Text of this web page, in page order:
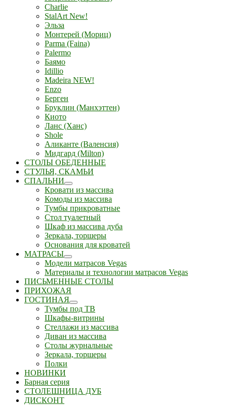
Charlie
StalArt New!
Эльза
Монтерей (Мориц)
Parma (Faina)
Palermo
Баямо
Idillio
Madeira NEW!
Enzo
Берген
Бруклин (Манхэттен)
Киото
Ланс (Ханс)
Shole
Аликанте (Валенсия)
Мидгард (Milton)
СТОЛЫ ОБЕДЕННЫЕ
СТУЛЬЯ, СКАМЬИ
СПАЛЬНИ
Кровати из массива
Комоды из массива
Тумбы прикроватные
Стол туалетный
Шкаф из массива дуба
Зеркала, торшеры
Основания для кроватей
МАТРАСЫ
Модели матрасов Vegas
Материалы и технологии матрасов Vegas
ПИСЬМЕННЫЕ СТОЛЫ
ПРИХОЖАЯ
ГОСТИНАЯ
Тумбы под ТВ
Шкафы-витрины
Стеллажи из массива
Диван из массива
Столы журнальные
Зеркала, торшеры
Полки
НОВИНКИ
Барная серия
СТОЛЕШНИЦА ДУБ
ДИСКОНТ